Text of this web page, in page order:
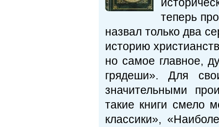
теперь
назвал только два
историю
но самое главное,
грядеши». Для
значительными
такие книги смело
классики»,